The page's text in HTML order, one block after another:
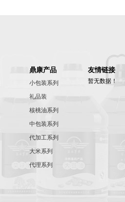
鼎康产品
小包装系列
礼品装
核桃油系列
中包装系列
代加工系列
大米系列
代理系列
友情链接
暂无数据！